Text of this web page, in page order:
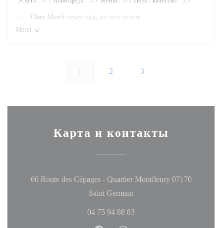
Chez Marti ответил(а) на этот отзыв
Merci ☺️
1 2 3
Карта и контакты
60 Route des Cépages - Quartier Montfleury 07170
Saint Germain((открывается в новом
04 75 94 88 83